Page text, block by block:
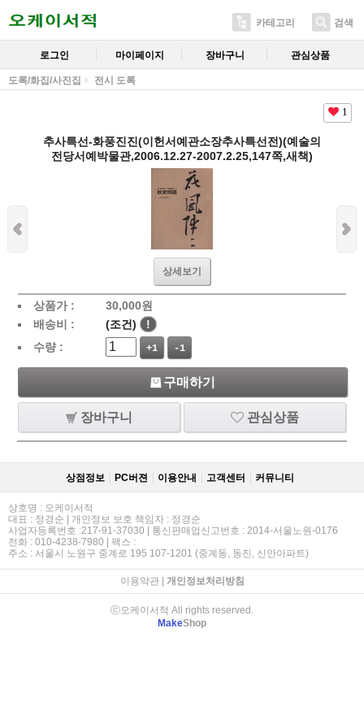
카테고리 검색
로그인 마이페이지 장바구니 관심상품
도록/화집/사진집 전시 도록
1
추사특선-화풍진진(이헌서예관소장추사특선전)(예술의
전당서예박물관,2006.12.27-2007.2.25,147쪽,새책)
상세보기
상품가 : 30,000원
배송비 :
(조건)
!
수량 :
+1 -1
구매하기
장바구니 관심상품
상점정보 PC버젼 이용안내 고객센터 커뮤니티
상호명 : 오케이서적
대표 : 정경순 | 개인정보 보호 책임자 : 정경순
사업자등록번호 :217-91-37030 | 통신판매업신고번호 : 2014-서울노원-0176
전화 : 010-4238-7980 | 팩스 :
주소 : 서울시 노원구 중계로 195 107-1201 (중계동, 동진, 신안아파트)
이용약관| 개인정보처리방침
ⓒ오케이서적 All rights reserved.
MakeShop